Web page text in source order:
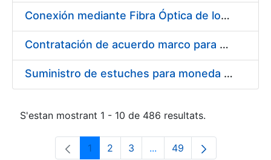
Conexión mediante Fibra Óptica de los Centros de Proceso de Datos (CPDs) de las sedes de la FNMT-RCM de Burgos y Madrid
Contratación de acuerdo marco para el Suministro de Material de Electricidad para la Fábrica Nacional de Moneda y Timbre-Real Casa de la Moneda en su centro de trabajo de Burgos
Suministro de estuches para moneda de 30 €
S'estan mostrant 1 - 10 de 486 resultats.
Pàgina
1 Pàgina
2 Pàgina
3 ...Pàgines intermèdies
Pàgina
49